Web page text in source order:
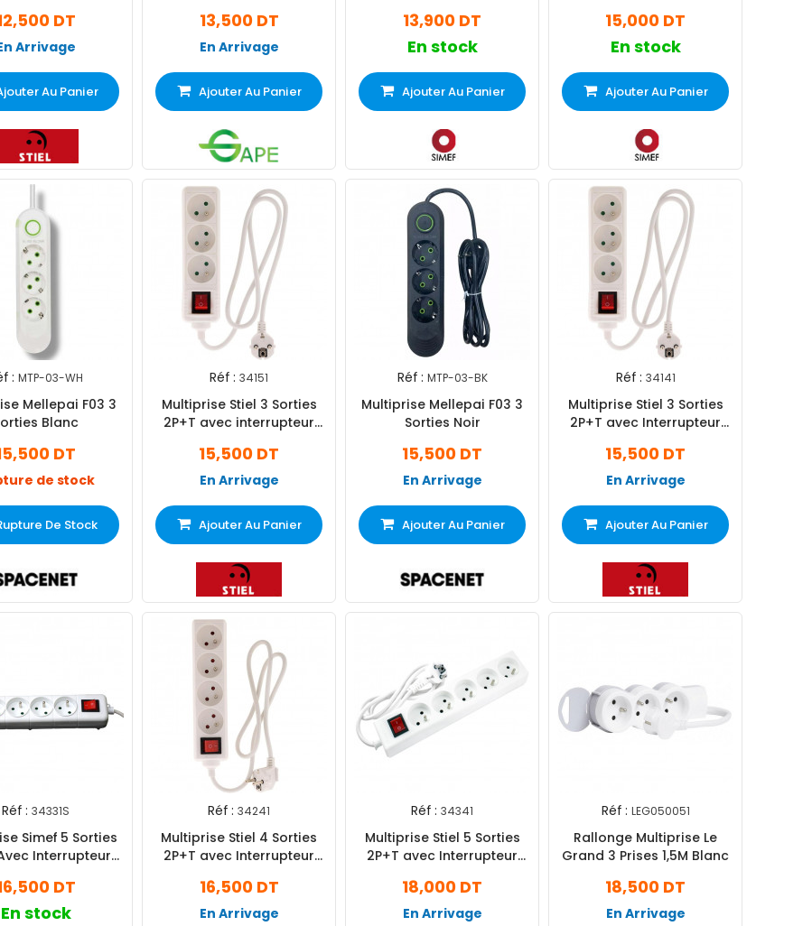
DT
Arrivage
Au Panier
13,500 DT
En Arrivage
Ajouter Au Panier
13,900 DT
En stock
Ajouter Au Panier
15,000 DT
En stock
Ajouter Au Panier
: MTP-03-WH
Mellepai F03 3
Blanc
DT
de stock
De Stock
Réf : 34151
Multiprise Stiel 3 Sorties
2P+T avec interrupteur
15,500 DT
En Arrivage
Ajouter Au Panier
Réf : MTP-03-BK
Multiprise Mellepai F03 3
Sorties Noir
15,500 DT
En Arrivage
Ajouter Au Panier
Réf : 34141
Multiprise Stiel 3 Sorties
2P+T avec Interrupteur
15,500 DT
En Arrivage
Ajouter Au Panier
Réf : 34331S
Simef 5 Sorties
Interrupteur
DT
En stock
Réf : 34241
Multiprise Stiel 4 Sorties
2P+T avec Interrupteur
16,500 DT
En Arrivage
Réf : 34341
Multiprise Stiel 5 Sorties
2P+T avec Interrupteur
18,000 DT
En Arrivage
Réf : LEG050051
Rallonge Multiprise Le
Grand 3 Prises 1,5M Blanc
18,500 DT
En Arrivage